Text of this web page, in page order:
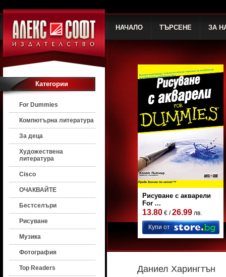
НАЧАЛО ТЪРСЕНЕ ЗА
Категории
For Dummies
Компютърна литература
За деца
Художествена
литература
Cisco
ОЧАКВАЙТЕ
Бестселъри
Рисуване
Музика
Фотография
Top Readers
Рисуване с акварели
For ...
13.80 € /26.99 лв.
Купи от
Даниел Харингтън